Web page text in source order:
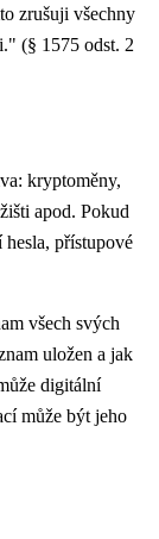
zrušuji všechny
(§ 1575 odst. 2
kryptoměny,
apod. Pokud
přístupové
všech svých
uložen a jak
digitální
může být jeho